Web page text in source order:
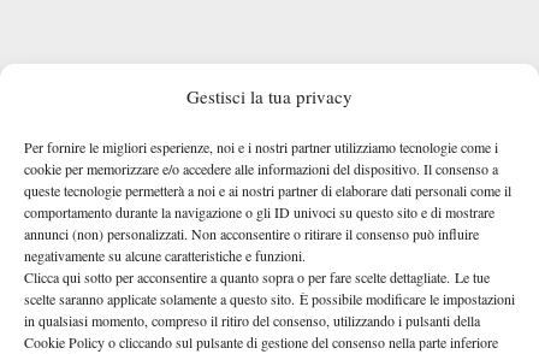
Gestisci la tua privacy
Per fornire le migliori esperienze, noi e i nostri partner utilizziamo tecnologie come i
cookie per memorizzare e/o accedere alle informazioni del dispositivo. Il consenso a
queste tecnologie permetterà a noi e ai nostri partner di elaborare dati personali come il
comportamento durante la navigazione o gli ID univoci su questo sito e di mostrare
annunci (non) personalizzati. Non acconsentire o ritirare il consenso può influire
negativamente su alcune caratteristiche e funzioni.
Clicca qui sotto per acconsentire a quanto sopra o per fare scelte dettagliate. Le tue
scelte saranno applicate solamente a questo sito. È possibile modificare le impostazioni
in qualsiasi momento, compreso il ritiro del consenso, utilizzando i pulsanti della
Cookie Policy o cliccando sul pulsante di gestione del consenso nella parte inferiore
IL PROGRAMMA COMPLETO
COURT PHILIPPE-CHATRIER
ore 11.00 – (8) Andreeva vs (18) Cirstea
a seguire – (7) Svitolina vs (15) Kostyuk
a seguire – (27) Jodar vs (2) Zverev
non prima delle 20.15 – (26) Mensik vs (28) Fonseca